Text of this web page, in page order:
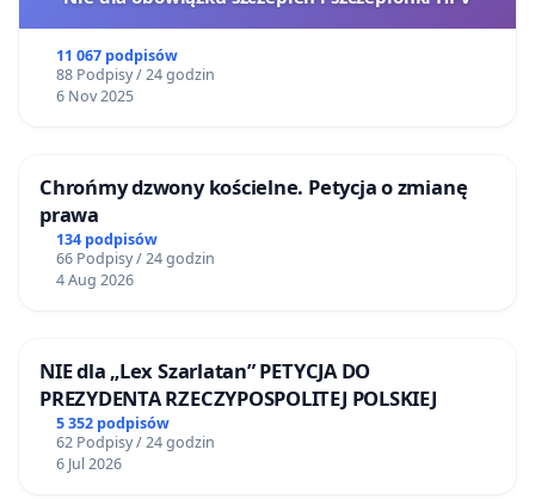
11 067 podpisów
88 Podpisy / 24 godzin
6 Nov 2025
Chrońmy dzwony kościelne. Petycja o zmianę
prawa
134 podpisów
66 Podpisy / 24 godzin
4 Aug 2026
NIE dla „Lex Szarlatan” PETYCJA DO
PREZYDENTA RZECZYPOSPOLITEJ POLSKIEJ
5 352 podpisów
62 Podpisy / 24 godzin
6 Jul 2026